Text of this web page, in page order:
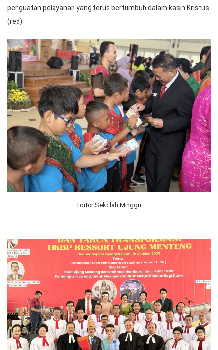
penguatan pelayanan yang terus bertumbuh dalam kasih Kristus.
(red)
Tortor Sekolah Minggu.